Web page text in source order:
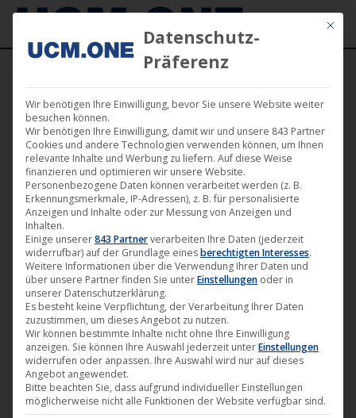
UCM.ONE auf der 69. Berlinale und der
EFM 2019
Das Team derUCM.ONE ist dieses Jahr vom 07. bis 15.
Februar auf der69. Berlinalepräsent. Im Beisein des
RegisseursPhilipp Eichholtzwird auch der Film “Kim hat
Mit
Datenschutz-
Präferenz
Wir benötigen Ihre Einwilligung, bevor Sie unsere Website weiter
besuchen können.
Wir benötigen Ihre Einwilligung, damit wir und unsere 843 Partner
Cookies und andere Technologien verwenden können, um Ihnen
relevante Inhalte und Werbung zu liefern. Auf diese Weise
finanzieren und optimieren wir unsere Website.
Personenbezogene Daten können verarbeitet werden (z. B.
Erkennungsmerkmale, IP-Adressen), z. B. für personalisierte
Anzeigen und Inhalte oder zur Messung von Anzeigen und
Inhalten.
Einige unserer843 Partnerverarbeiten Ihre Daten (jederzeit
widerrufbar) auf der Grundlage einesberechtigten Interesses.
Weitere Informationen über die Verwendung Ihrer Daten und
über unsere Partner finden Sie unterEinstellungen oder in
unserer Datenschutzerklärung.
Es besteht keine Verpflichtung, der Verarbeitung Ihrer Daten
zuzustimmen, um dieses Angebot zu nutzen.
Wir können bestimmte Inhalte nicht ohne Ihre Einwilligung
anzeigen. Sie können Ihre Auswahl jederzeit unterEinstellungen
widerrufen oder anpassen. Ihre Auswahl wird nur auf dieses
Angebot angewendet.
Bitte beachten Sie, dass aufgrund individueller Einstellungen
möglicherweise nicht alle Funktionen der Website verfügbar sind.